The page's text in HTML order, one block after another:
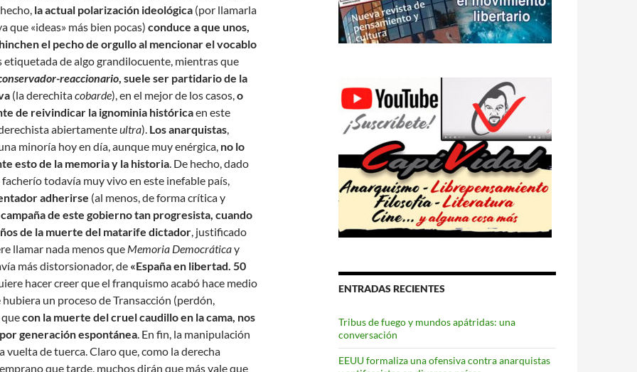
la actual polarización ideológica (por llamarla
que «ideas» más bien pocas) conduce a que unos,
hinchen el pecho de orgullo al mencionar el vocablo
etiquetada de algo grandilocuente, mientras que
reaccionario, suele ser partidario de la
(la derechitacobarde), en el mejor de los casos,o
de reivindicar la ignominia históricaen este
abiertamenteultra). Los anarquistas,
minoría hoy en día, aunque muy enérgica, no lo
esto de la memoria y la historia. De hecho, dado
todavía muy vivo en este inefable país,
adherirse (al menos, de forma crítica y
campaña de este gobierno tan progresista, cuando
de la muerte del matarife dictador, justificado
llamar nada menos que Memoria Democráticay
más distorsionador, de «España en libertad. 50
hacer creer que el franquismo acabó hace medio
hubiera un proceso de Transacción (perdón,
con la muerte del cruel caudillo en la cama, nos
generación espontánea. En fin, la manipulación
vuelta de tuerca. Claro que, como la derecha
que tarde, muchos dirán que más vale que
ENTRADAS RECIENTES
Tribus de fuego y mundos apátridas: una
conversación
EEUU formaliza una ofensiva contra anarquistas